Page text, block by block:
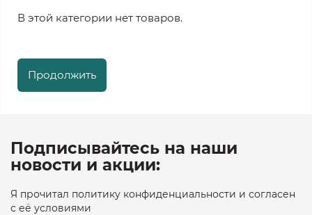
В этой категории нет товаров.
Продолжить
Подписывайтесь на наши
новости и акции:
Я прочитал политику конфиденциальности и согласен
с её условиями